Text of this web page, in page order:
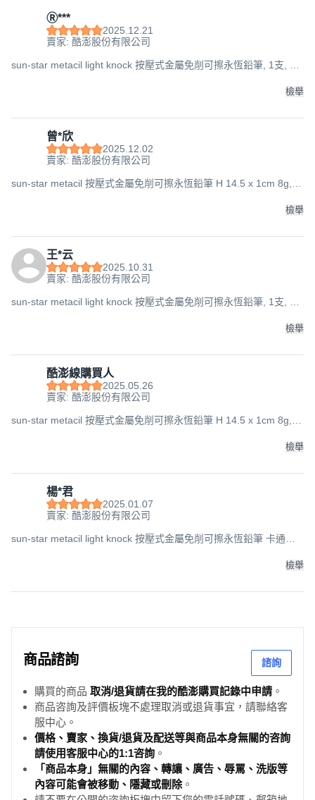
Ⓡ***
2025.12.21
賣家: 酷澎股份有限公司
sun-star metacil light knock 按壓式金屬免削可擦永恆鉛筆, 1支, 牡
檢舉
曾*欣
2025.12.02
賣家: 酷澎股份有限公司
sun-star metacil 按壓式金屬免削可擦永恆鉛筆 H 14.5 x 1cm 8g, 1
檢舉
王*云
2025.10.31
賣家: 酷澎股份有限公司
sun-star metacil light knock 按壓式金屬免削可擦永恆鉛筆, 1支, 牡
檢舉
酷澎線購買人
2025.05.26
賣家: 酷澎股份有限公司
sun-star metacil 按壓式金屬免削可擦永恆鉛筆 H 14.5 x 1cm 8g, 1
檢舉
楊*君
2025.01.07
賣家: 酷澎股份有限公司
sun-star metacil light knock 按壓式金屬免削可擦永恆鉛筆 卡通印
檢舉
商品諮詢 諮詢
購買的商品 取消/退貨請在我的酷澎購買記錄中申請 。
商品咨詢及評價板塊不處理取消或退貨事宜，請聯絡客
服中心。
價格、賣家、換貨/退貨及配送等與商品本身無關的咨詢
請使用客服中心的1:1咨詢 。
「商品本身」無關的內容、轉讓、廣告、辱罵、洗版等
內容可能會被移動、隱藏或刪除。